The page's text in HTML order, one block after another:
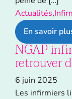
Actualités,
En savoir
NGAP
retrouver
6 juin 2025
Les infirmiers